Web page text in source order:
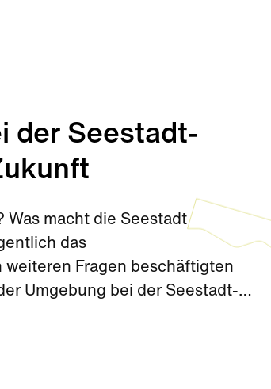
der Seestadt-
macht die Seestadt
das
Fragen beschäftigten
Umgebung bei der Seestadt-